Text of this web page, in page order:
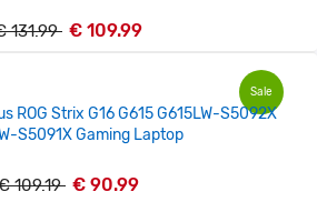
131.99 € 109.99
Sale
ROG Strix G16 G615 G615LW-S5092X
S5091X Gaming Laptop
109.19 € 90.99